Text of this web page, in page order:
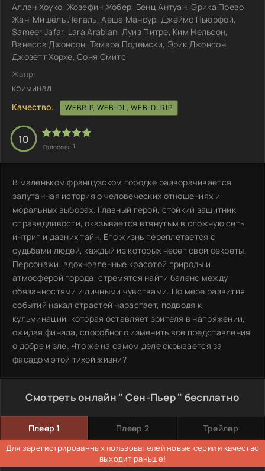
Аллан Хоуко, Жозефин Жобер, Бенц Антуан, Эрика Прево,
Жан-Мишель Легаль, Аеша Мансур, Джеймс Пьюрфой,
Sameer Jafar, Lara Arabian, Луиз Питре, Ким Нельсон,
Ванесса Джонсон, Тамара Подемски, Эрик Джонсон,
Джозетт Хорхе, Соня Смитс
Жанр:
криминал
Качество:
WEBRIP, WEB-DL, WEB-DLRIP
10
Голосов: 1
В маленьком французском городке разворачивается
запутанная история о человеческих отношениях и
моральных выборах. Главный герой, стойкий защитник
справедливости, оказывается втянутым в сложную сеть
интриг и давних тайн. Его жизнь переплетается с
судьбами людей, каждый из которых несет свои секреты.
Персонажи, вдохновленные красотой природы и
атмосферой города, стремятся найти баланс между
обязанностями и личными чувствами. По мере развития
событий накал страстей нарастает, подводя к
кульминации, которая оставляет зрителя в напряжении,
ожидая финала, способного изменить все представления
о добре и зле. Что же на самом деле скрывается за
фасадом этой тихой жизни?
Смотреть онлайн " Сен-Пьер " бесплатно
Плеер 1 Плеер 2 Трейлер
Для зарегистрированных пользователей новые серии и качество
выходит раньше!